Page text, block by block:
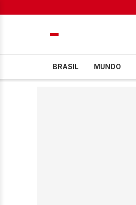
BRASIL MUNDO